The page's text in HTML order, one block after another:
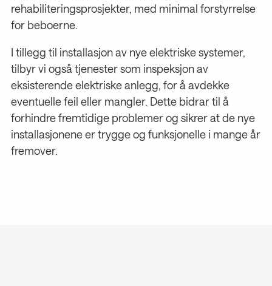
rehabiliteringsprosjekter, med minimal forstyrrelse
for beboerne.
I tillegg til installasjon av nye elektriske systemer,
tilbyr vi også tjenester som inspeksjon av
eksisterende elektriske anlegg, for å avdekke
eventuelle feil eller mangler. Dette bidrar til å
forhindre fremtidige problemer og sikrer at de nye
installasjonene er trygge og funksjonelle i mange år
fremover.